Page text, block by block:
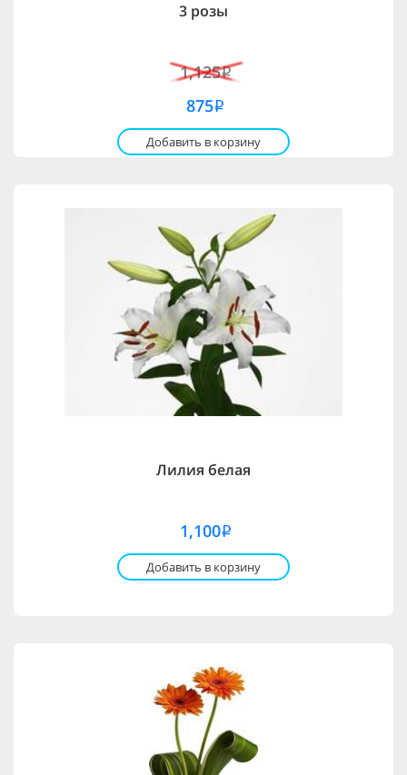
3 розы
1,125i
875i
Добавить в корзину
Лилия белая
1,100i
Добавить в корзину